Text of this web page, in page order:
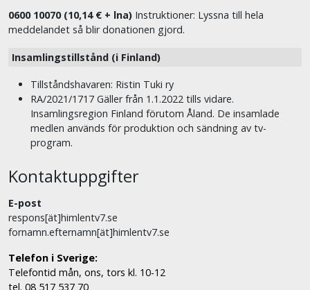
0600 10070 (10,14 € + lna) Instruktioner: Lyssna till hela
meddelandet så blir donationen gjord.
Insamlingstillstånd (i Finland)
Tillståndshavaren: Ristin Tuki ry
RA/2021/1717 Gäller från 1.1.2022 tills vidare.
Insamlingsregion Finland förutom Åland. De insamlade
medlen används för produktion och sändning av tv-
program.
Kontaktuppgifter
E-post
respons[ät]himlentv7.se
fornamn.efternamn[ät]himlentv7.se
Telefon i Sverige:
Telefontid mån, ons, tors kl. 10-12
tel. 08 517 537 70